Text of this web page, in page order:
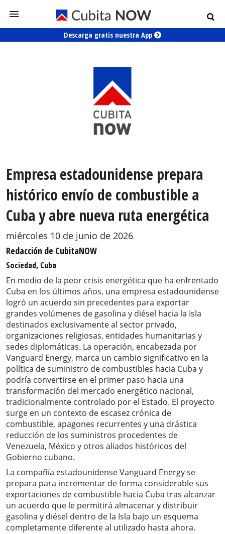
Descarga gratis nuestra App
Empresa estadounidense prepara
histórico envío de combustible a
Cuba y abre nueva ruta energética
miércoles 10 de junio de 2026
Redacción de CubitaNOW
Sociedad, Cuba
En medio de la peor crisis energética que ha enfrentado
Cuba en los últimos años, una empresa estadounidense
logró un acuerdo sin precedentes para exportar
grandes volúmenes de gasolina y diésel hacia la Isla
destinados exclusivamente al sector privado,
organizaciones religiosas, entidades humanitarias y
sedes diplomáticas. La operación, encabezada por
Vanguard Energy, marca un cambio significativo en la
política de suministro de combustibles hacia Cuba y
podría convertirse en el primer paso hacia una
transformación del mercado energético nacional,
tradicionalmente controlado por el Estado. El proyecto
surge en un contexto de escasez crónica de
combustible, apagones recurrentes y una drástica
reducción de los suministros procedentes de
Venezuela, México y otros aliados históricos del
Gobierno cubano.
La compañía estadounidense Vanguard Energy se
prepara para incrementar de forma considerable sus
exportaciones de combustible hacia Cuba tras alcanzar
un acuerdo que le permitirá almacenar y distribuir
gasolina y diésel dentro de la Isla bajo un esquema
completamente diferente al utilizado hasta ahora.